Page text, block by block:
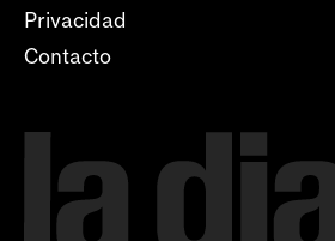
Privacidad
Contacto